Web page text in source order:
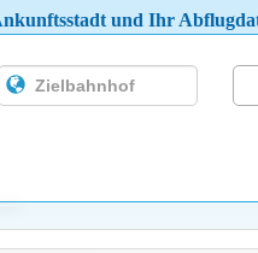
und Ihr